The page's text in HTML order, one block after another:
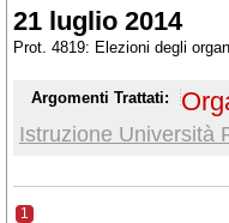
21 luglio 2014
Prot. 4819: Elezioni degli
Argomenti Trattati:
Istruzione Università
1